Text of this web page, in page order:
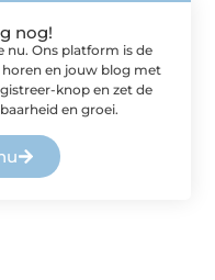
nog!
nu. Ons platform is de
en jouw blog met
knop en zet de
en groei.